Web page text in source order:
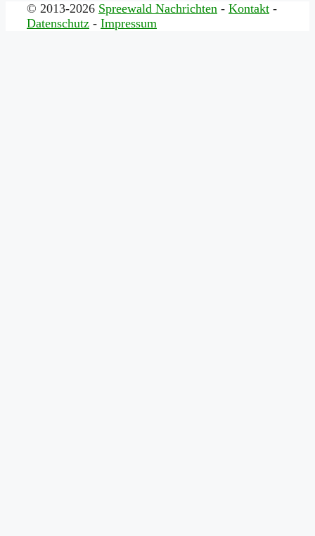
© 2013-2026 Spreewald Nachrichten - Kontakt -
Datenschutz - Impressum